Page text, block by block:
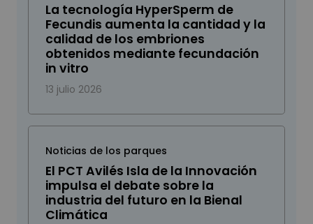
La tecnología HyperSperm de
Fecundis aumenta la cantidad y la
calidad de los embriones
obtenidos mediante fecundación
in vitro
13 julio 2026
Noticias de los parques
El PCT Avilés Isla de la Innovación
impulsa el debate sobre la
industria del futuro en la Bienal
Climática